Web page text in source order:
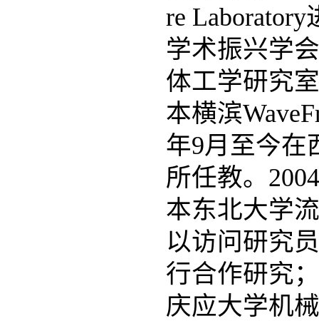
re
学术振兴学
体工学研究
本横滨
年9月至今在
所任教。
本东北大学
以访问研究
行合作研究
庆应大学机